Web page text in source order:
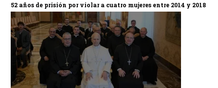
52 años de prisión por violar a cuatro mujeres entre 2014 y 2018